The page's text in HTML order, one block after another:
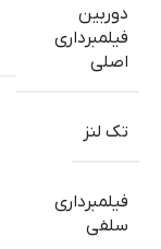
دوربین
فیلمبرداری
اصلی
تک لنز
فیلمبرداری
سلفی